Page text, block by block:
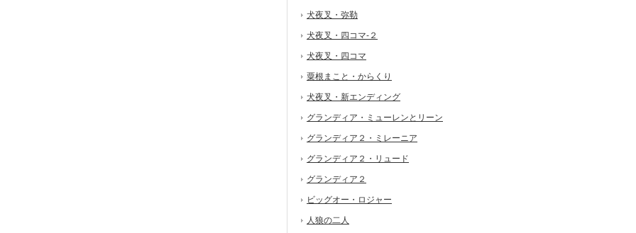
犬夜叉・弥勒
犬夜叉・四コマ-２
犬夜叉・四コマ
粟根まこと・からくり
犬夜叉・新エンディング
グランディア・ミューレンとリーン
グランディア２・ミレーニア
グランディア２・リュード
グランディア２
ビッグオー・ロジャー
人狼の二人